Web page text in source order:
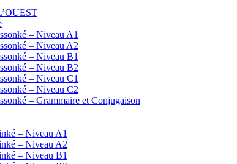
– Niveau A1
– Niveau A2
– Niveau B1
– Niveau B2
– Niveau C1
– Niveau C2
– Grammaire et Conjugaison
– Niveau A1
– Niveau A2
– Niveau B1